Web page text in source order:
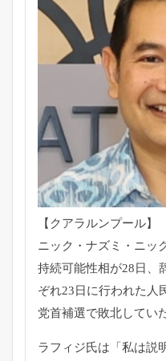
【クアラルンプール
ニック・ナズミ・ニッ
持続可能性相が28日、
ぞれ23日に行われた人
党首補選で敗北してい
ラフィジ氏は「 私は説